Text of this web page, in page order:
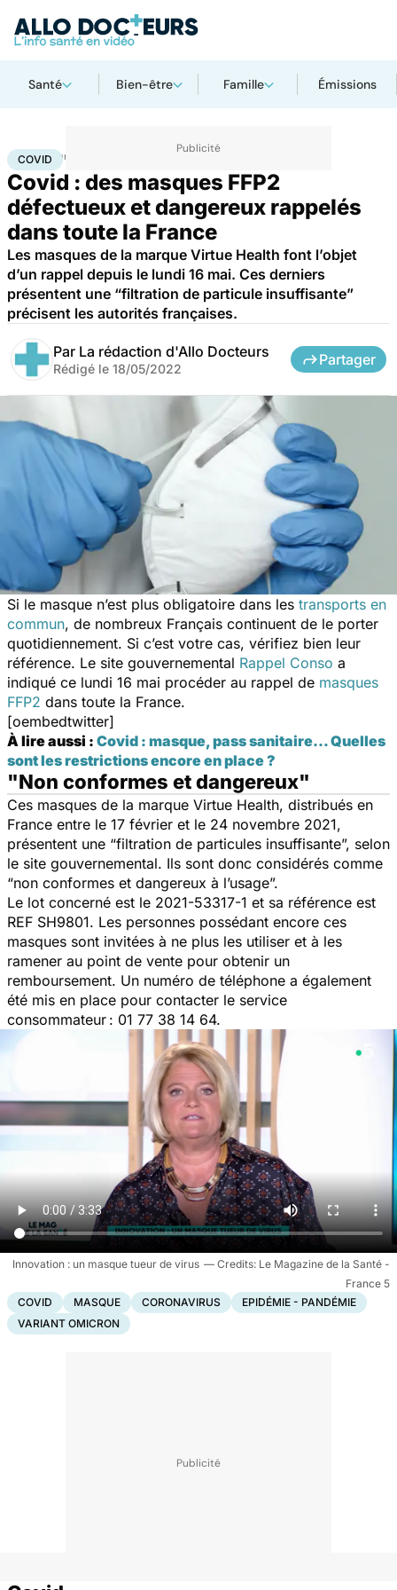
Santé Bien-être Famille Émissions
Accueil Santé Maladies infectieuses
COVID
Covid : des masques FFP2
défectueux et dangereux rappelés
dans toute la France
Les masques de la marque Virtue Health font l’objet
d’un rappel depuis le lundi 16 mai. Ces derniers
présentent une “filtration de particule insuffisante”
précisent les autorités françaises.
Par La rédaction d'Allo Docteurs
Rédigé le 18/05/2022
Partager
Si le masque n’est plus obligatoire dans les transports en
commun, de nombreux Français continuent de le porter
quotidiennement. Si c’est votre cas, vérifiez bien leur
référence. Le site gouvernemental Rappel Conso a
indiqué ce lundi 16 mai procéder au rappel de masques
FFP2 dans toute la France.
[oembedtwitter]
À lire aussi : Covid : masque, pass sanitaire… Quelles
sont les restrictions encore en place ?
"Non conformes et dangereux"
Ces masques de la marque Virtue Health, distribués en
France entre le 17 février et le 24 novembre 2021,
présentent une “filtration de particules insuffisante”, selon
le site gouvernemental. Ils sont donc considérés comme
“non conformes et dangereux à l’usage”.
Le lot concerné est le 2021-53317-1 et sa référence est
REF SH9801. Les personnes possédant encore ces
masques sont invitées à ne plus les utiliser et à les
ramener au point de vente pour obtenir un
remboursement. Un numéro de téléphone a également
été mis en place pour contacter le service
consommateur : 01 77 38 14 64.
Innovation : un masque tueur de virus
Le Magazine de la Santé -
France 5
COVID
MASQUE CORONAVIRUS
EPIDÉMIE - PANDÉMIE
VARIANT OMICRON